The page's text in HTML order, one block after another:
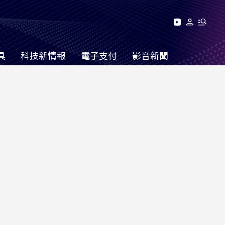
科技新情報 電子支付 影音新聞